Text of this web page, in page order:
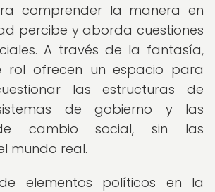
comprender la manera en
percibe y aborda cuestiones
A través de la fantasía,
rol ofrecen un espacio para
las estructuras de
de gobierno y las
cambio social, sin las
mundo real.
elementos políticos en la